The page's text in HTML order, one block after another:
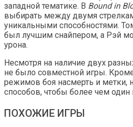
западной тематике. В Bound in
выбирать между двумя
уникальными способностями.
был лучшим снайпером, а Рэй
урона.
Несмотря на наличие двух
не было совместной игры.
режимов боя насмерть и метки,
способов, чтобы более чем один
ПОХОЖИЕ ИГРЫ